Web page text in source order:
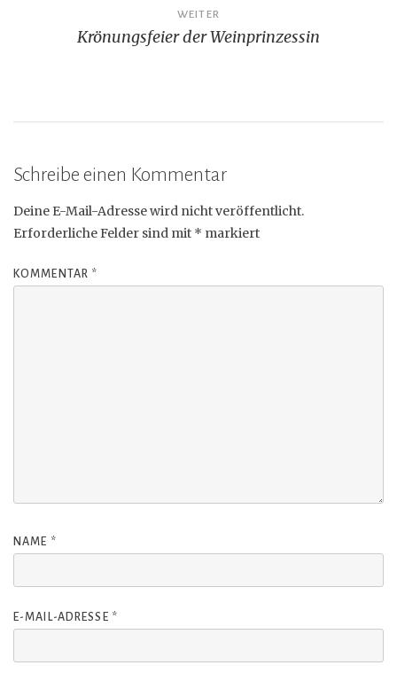
WEITER
Krönungsfeier der Weinprinzessin
Schreibe einen Kommentar
Deine E-Mail-Adresse wird nicht veröffentlicht.
Erforderliche Felder sind mit * markiert
KOMMENTAR *
NAME *
E-MAIL-ADRESSE *